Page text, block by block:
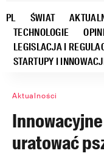
PL ŚWIAT
TECHNOLOGIE
LEGISLACJA I
STARTUPY I
Aktualności
uratować